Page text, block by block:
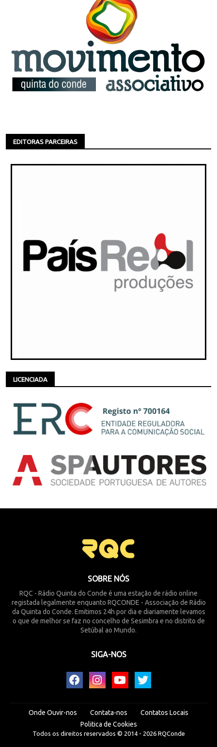
EDITORAS PARCEIRAS
LICENCIADA
SOBRE NÓS
RQC - Rádio Quinta do Conde é uma estação de rádio online
registada legalmente enquanto RQCONDE - Associação de Rádio
da Quinta do Conde. Emitimos 24h por dia e diariamente levamos
o que de melhor se faz no concelho de Sesimbra e no distrito de
Setúbal ao Mundo.
SIGA-NOS
Onde Ouvir-nos Contata-nos
Contatos Locais
Politica de Cookies
Todos os direitos reservados © 2014 - 2026RQConde